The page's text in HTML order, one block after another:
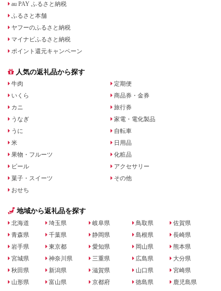
au PAY ふるさと納税
ふるさと本舗
ヤフーのふるさと納税
マイナビふるさと納税
ポイント還元キャンペーン
人気の返礼品から探す
牛肉
いくら
カニ
うなぎ
うに
米
果物・フルーツ
ビール
菓子・スイーツ
おせち
定期便
商品券・金券
旅行券
家電・電化製品
自転車
日用品
化粧品
アクセサリー
その他
地域から返礼品を探す
北海道
青森県
岩手県
宮城県
秋田県
山形県
埼玉県
千葉県
東京都
神奈川県
新潟県
富山県
岐阜県
静岡県
愛知県
三重県
滋賀県
京都府
鳥取県
島根県
岡山県
広島県
山口県
徳島県
佐賀県
長崎県
熊本県
大分県
宮崎県
鹿児島県